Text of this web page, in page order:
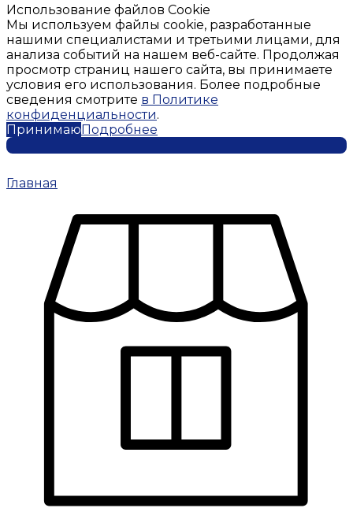
Использование файлов Cookie
Мы используем файлы cookie, разработанные
нашими специалистами и третьими лицами, для
анализа событий на нашем веб-сайте. Продолжая
просмотр страниц нашего сайта, вы принимаете
условия его использования. Более подробные
сведения смотрите в Политике
конфиденциальности.
ПринимаюПодробнее
Главная